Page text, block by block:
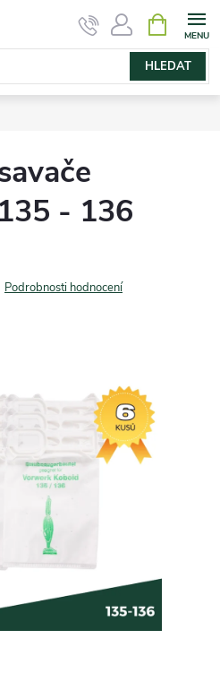
HLEDAT
NÁKUPNÍ
KOŠÍK
- 136
Podrobnosti hodnocení